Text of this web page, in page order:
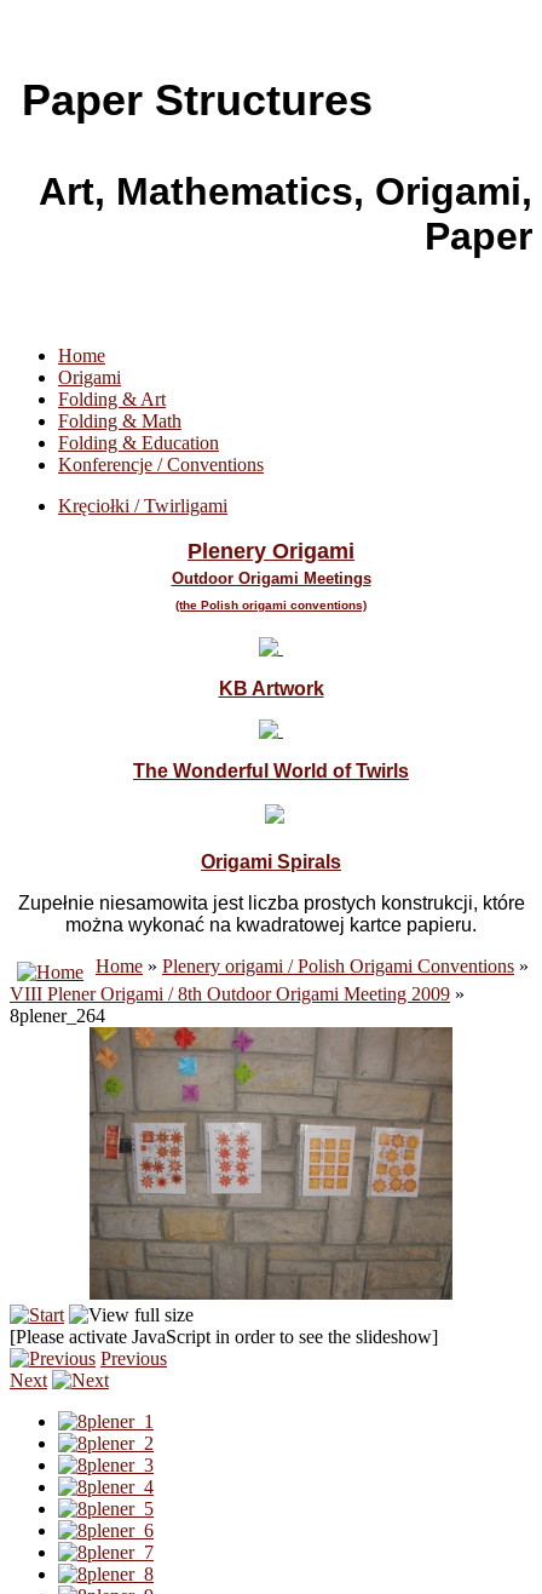
Paper Structures
Art, Mathematics, Origami,
Paper
Home
Origami
Folding & Art
Folding & Math
Folding & Education
Konferencje / Conventions
Kręciołki / Twirligami
Plenery Origami
Outdoor Origami Meetings
(the Polish origami conventions)
KB Artwork
The Wonderful World of Twirls
Origami Spirals
Zupełnie niesamowita jest liczba prostych konstrukcji, które
można wykonać na kwadratowej kartce papieru.
Home » Plenery origami / Polish Origami Conventions »
VIII Plener Origami / 8th Outdoor Origami Meeting 2009 »
8plener_264
[Please activate JavaScript in order to see the slideshow]
Previous
Next